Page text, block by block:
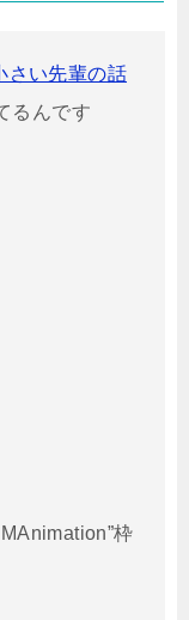
さい先輩の話
るんです
枠